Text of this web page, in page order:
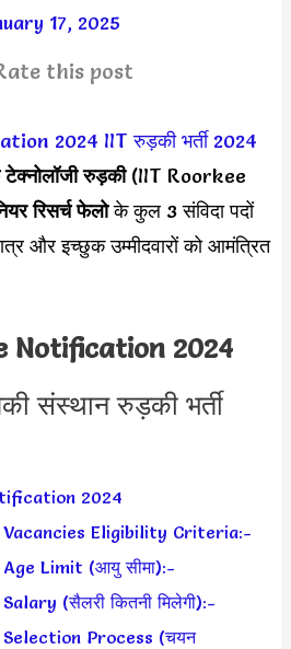
17, 2025
this post
2024 IIT रुड़की भर्ती 2024
रुड़की(IIT Roorkee
रिसर्च फेलोके कुल 3 संविदा पदों
और इच्छुक उम्मीदवारों को आमंत्रित
Notification 2024
संस्थान रुड़की भर्ती
2024
Vacancies Eligibility Criteria:-
Limit (आयु सीमा):-
(सैलरी कितनी मिलेगी):-
Process (चयन